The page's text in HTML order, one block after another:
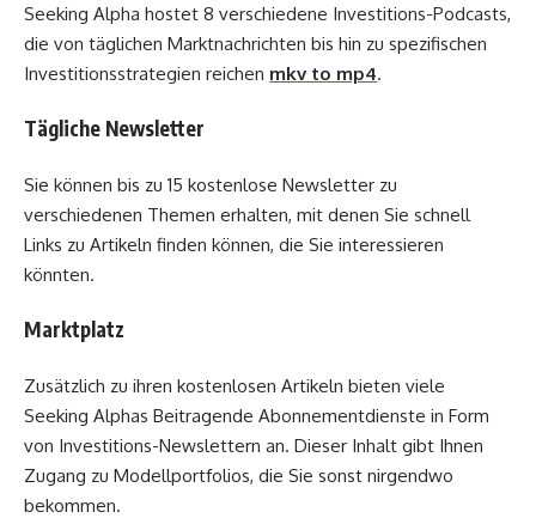
Seeking Alpha hostet 8 verschiedene Investitions-Podcasts,
die von täglichen Marktnachrichten bis hin zu spezifischen
Investitionsstrategien reichen mkv to mp4.
Tägliche Newsletter
Sie können bis zu 15 kostenlose Newsletter zu
verschiedenen Themen erhalten, mit denen Sie schnell
Links zu Artikeln finden können, die Sie interessieren
könnten.
Marktplatz
Zusätzlich zu ihren kostenlosen Artikeln bieten viele
Seeking Alphas Beitragende Abonnementdienste in Form
von Investitions-Newslettern an. Dieser Inhalt gibt Ihnen
Zugang zu Modellportfolios, die Sie sonst nirgendwo
bekommen.